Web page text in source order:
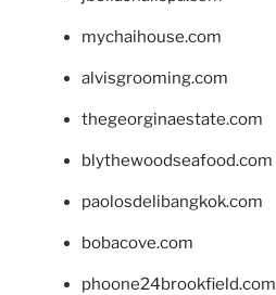
mychaihouse.com
alvisgrooming.com
thegeorginaestate.com
blythewoodseafood.com
paolosdelibangkok.com
bobacove.com
phoone24brookfield.com